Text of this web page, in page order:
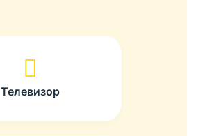
Телевизор